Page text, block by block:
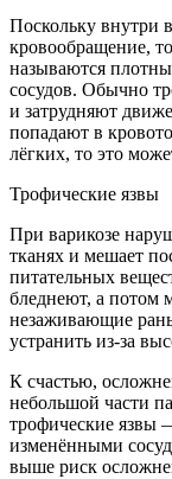
Поскольку внутри
кровообращение,
называются
сосудов. Обычно
и затрудняют
попадают в
лёгких, то это
Трофические язвы
При варикозе
тканях и мешает
питательных
бледнеют, а потом
незаживающие
устранить из-за
К счастью,
небольшой части
трофические язвы
изменёнными
выше риск